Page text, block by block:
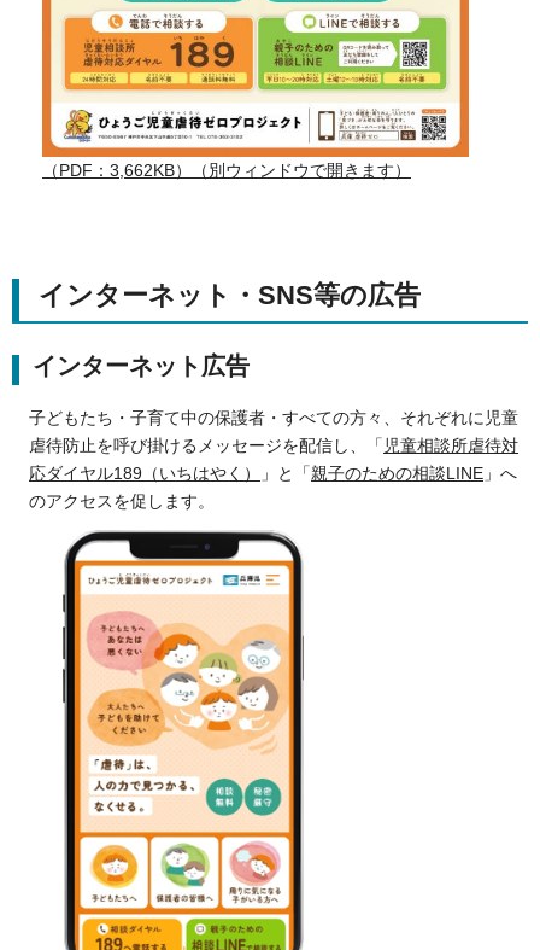
（PDF：3,662KB）（別ウィンドウで開きます）
インターネット・SNS等の広告
インターネット広告
子どもたち・子育て中の保護者・すべての方々、それぞれに児童
虐待防止を呼び掛けるメッセージを配信し、「 児童相談所虐待対
応ダイヤル189（いちはやく）
」と「親子のための相談LINE 」へ
のアクセスを促します。